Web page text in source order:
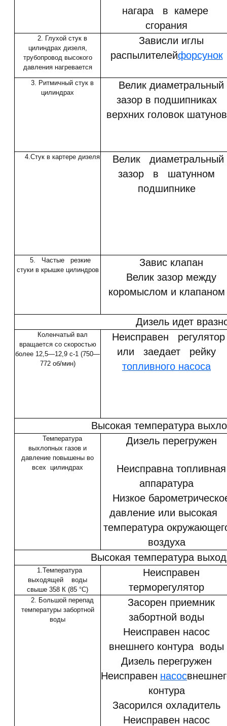
нагара в камере
сгорания
2. Глухой стук в
цилиндрах дизеля,
трубопровод высокого
давления нагревается
Зависли иглы
распылителейфорсунок
3. Ритмичный стук в
цилиндрах
Велик диаметральный
зазор в подшипниках
верхних головок шатунов
4.Стук в картере дизеля
Велик
зазор в шатунном
подшипнике
5. Частые резкие
стуки в крышке цилиндров
Завис клапан
Велик зазор между
коромыслом и клапаном
Дизель идет
Коленчатый вал
вращается со скоростью
более 12,5—12,9 с-1 (750—
772 об/мин)
Неисправен
или заедает рейку
топливного насоса
Высокая температура
Температура
выхлопных газов и
давление повышены во
всех цилиндрах
Дизель перегружен
Неисправна топливная
аппаратура
Низкое
давление или высокая
температура
воздуха
Высокая температура
1.Температура
выходящей воды
свыше 358 К (85 °С)
Неисправен
терморегулятор
2. Большой перепад
температуры забортной
воды
Засорен приемник
забортной воды
Неисправен насос
внешнего контура воды
Дизель перегружен
Неисправен насос
контура
Засорился охладитель
Неисправен насос